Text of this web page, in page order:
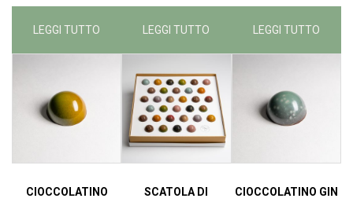
LEGGI TUTTO LEGGI TUTTO LEGGI TUTTO
CIOCCOLATINO
SCATOLA DI
CIOCCOLATINO GIN